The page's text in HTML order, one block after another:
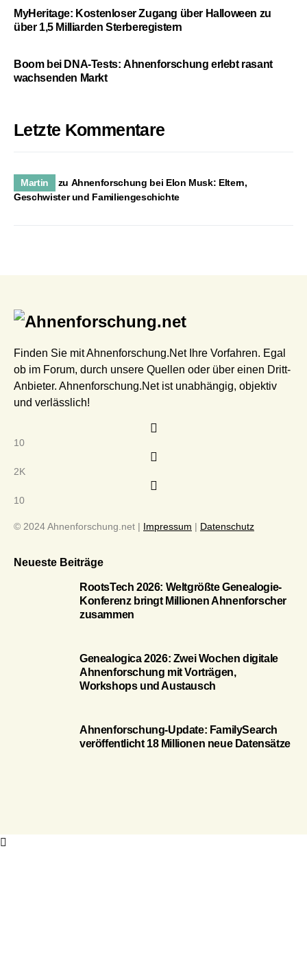
MyHeritage: Kostenloser Zugang über Halloween zu
über 1,5 Milliarden Sterberegistern
Boom bei DNA-Tests: Ahnenforschung erlebt rasant
wachsenden Markt
Letzte Kommentare
Martin zu Ahnenforschung bei Elon Musk: Eltern,
Geschwister und Familiengeschichte
Finden Sie mit Ahnenforschung.Net Ihre Vorfahren. Egal
ob im Forum, durch unsere Quellen oder über einen Dritt-
Anbieter. Ahnenforschung.Net ist unabhängig, objektiv
und verlässlich!
10
2K
10
© 2024 Ahnenforschung.net | Impressum | Datenschutz
Neueste Beiträge
RootsTech 2026: Weltgrößte Genealogie-
Konferenz bringt Millionen Ahnenforscher
zusammen
Genealogica 2026: Zwei Wochen digitale
Ahnenforschung mit Vorträgen,
Workshops und Austausch
Ahnenforschung-Update: FamilySearch
veröffentlicht 18 Millionen neue Datensätze